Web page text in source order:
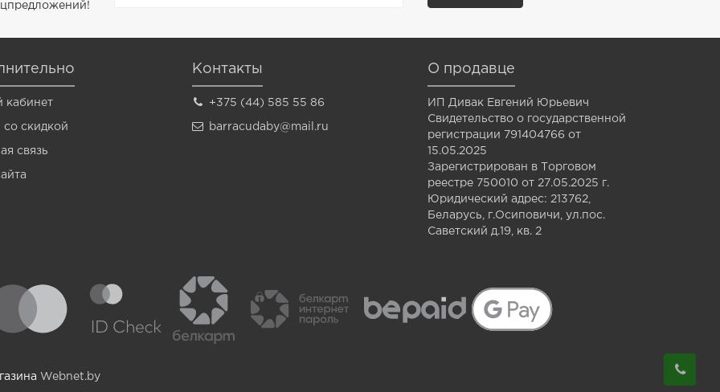
кабинет
со скидкой
связь
Контакты
+375 (44) 585 55 86
barracudaby@mail.ru
О продавце
ИП Дивак Евгений Юрьевич
Свидетельство о государственной
регистрации 791404766 от
15.05.2025
Зарегистрирован в Торговом
реестре 750010 от 27.05.2025 г.
Юридический адрес: 213762,
Беларусь, г.Осиповичи, ул.пос.
Саветский д.19, кв. 2
Webnet.by